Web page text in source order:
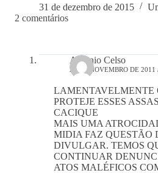
31 de dezembro de 2015
2 comentários
Antonio Celso
20 DE NOVEMBRO DE 2011
LAMENTAVELMENTE
PROTEJE ESSES
CACIQUE
MAIS UMA
MIDIA FAZ QUESTÃO
DIVULGAR. TEMOS
CONTINUAR
ATOS MALÉFICOS